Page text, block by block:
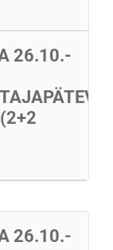
26.10.-
26.10.-